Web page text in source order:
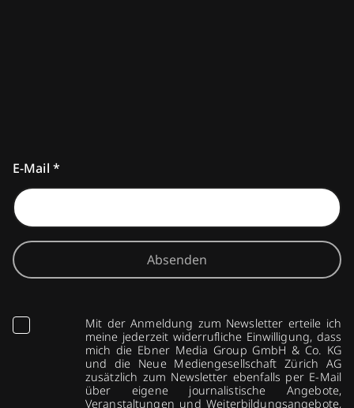
E-Mail *
Absenden
Mit der Anmeldung zum Newsletter erteile ich
meine jederzeit widerrufliche Einwilligung, dass
mich die Ebner Media Group GmbH & Co. KG
und die Neue Mediengesellschaft Zürich AG
zusätzlich zum Newsletter ebenfalls per E-Mail
über eigene journalistische Angebote,
Veranstaltungen und Weiterbildungsangebote,